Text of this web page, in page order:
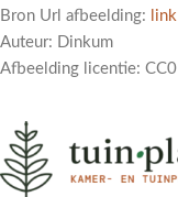
Bron Url afbeelding:
link
Auteur: Dinkum
Afbeelding licentie: CC0